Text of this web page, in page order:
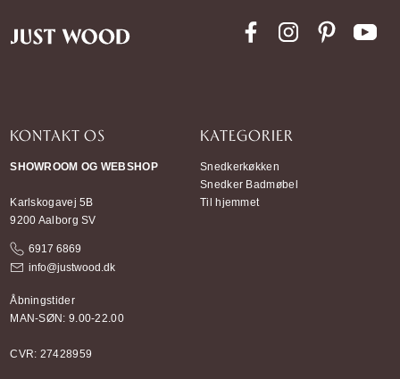
KONTAKT OS
SHOWROOM OG WEBSHOP
Karlskogavej 5B
9200 Aalborg SV
6917 6869
info@justwood.dk
Åbningstider
MAN-SØN: 9.00-22.00
CVR: 27428959
KATEGORIER
Snedkerkøkken
Snedker Badmøbel
Til hjemmet